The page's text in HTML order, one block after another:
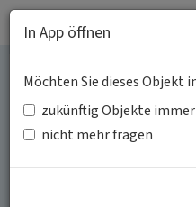
Ehemalige
Kreis
In App öffnen
Möchten Sie dieses Objekt
zukünftig Objekte
nicht mehr fragen